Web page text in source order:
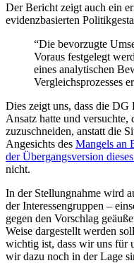
Der Bericht zeigt auch ein
evidenzbasierten
“Die bevorzugte
Voraus festgelegt
eines analytischen
Vergleichsprozesses
Dies zeigt uns, dass die
Ansatz hatte und versuchte,
zuzuschneiden, anstatt die
Angesichts des Mangels an
der Übergangsversion
nicht.
In der Stellungnahme wird
der Interessengruppen –
gegen den Vorschlag
Weise dargestellt werden
wichtig ist, dass wir uns für
wir dazu noch in der Lage